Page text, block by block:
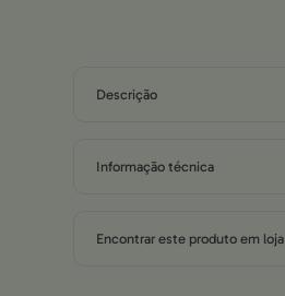
Descrição
Informação técnica
Encontrar este produto em loja